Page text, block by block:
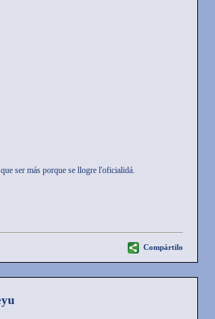
ser más porque se llogre l'oficialidá.
Compártilo